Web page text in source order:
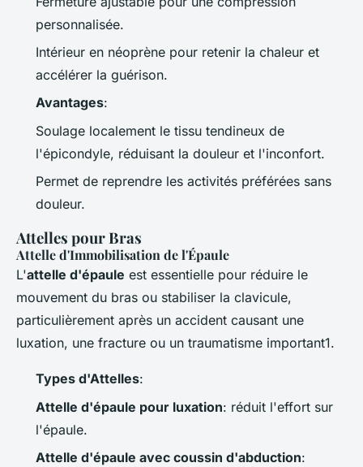
personnalisée.
Intérieur en néoprène pour retenir la chaleur et
accélérer la guérison.
Avantages:
Soulage localement le tissu tendineux de
l'épicondyle, réduisant la douleur et l'inconfort.
Permet de reprendre les activités préférées sans
douleur.
Attelles pour Bras
Attelle d'Immobilisation de l'Épaule
L'attelle d'épaule est essentielle pour réduire le
mouvement du bras ou stabiliser la clavicule,
particulièrement après un accident causant une
luxation, une fracture ou un traumatisme important1.
Types d'Attelles:
Attelle d'épaule pour luxation: réduit l'effort sur
l'épaule.
Attelle d'épaule avec coussin d'abduction: